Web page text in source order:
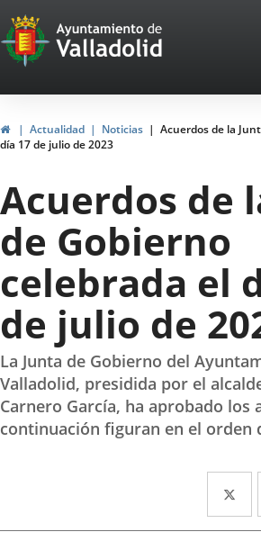
Portal
Web
del
Ayuntamiento
de
Valladolid
InicioActualidad Noticias
Acuerdos de la
día 17 de julio de 2023
Acuerdos de
de Gobierno
celebrada el
de julio de
La Junta de Gobierno del
Valladolid, presidida por el
Carnero García, ha aprobado los
continuación figuran en el orden
a